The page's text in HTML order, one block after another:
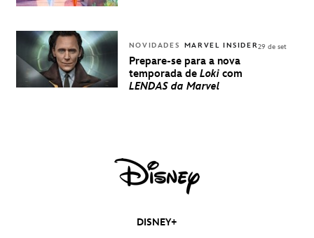
NOVIDADES MARVEL INSIDER
Prepare-se para a nova
temporada de Loki com
LENDAS da Marvel
29 de set
DISNEY+